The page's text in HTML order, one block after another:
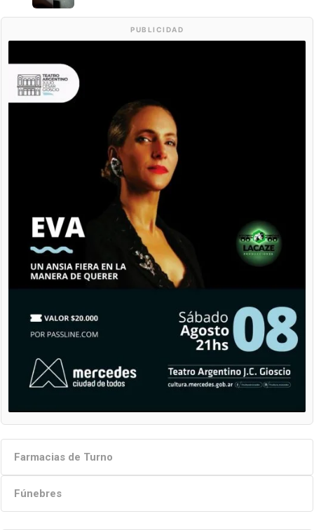
PUBLICIDAD
Farmacias de Turno
Fúnebres